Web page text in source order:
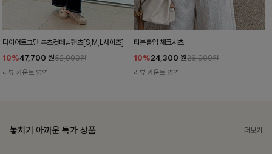
다이어트그만 부츠컷데님팬츠[S,M,L사이즈]
10%47,700 원52,900원
리뷰 카운트 영역
티븐롤업 체크셔츠
10%24,300 원26,900원
리뷰 카운트 영역
놓치기 아까운 특가 상품 더보기